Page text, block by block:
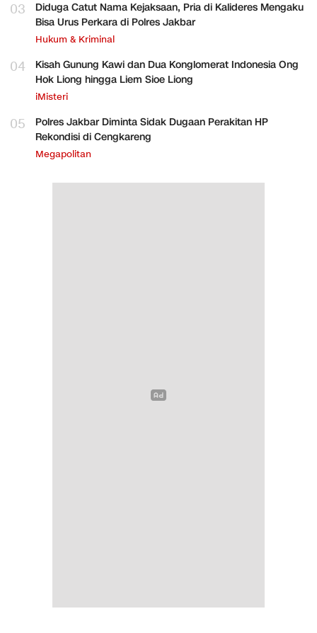
03
Diduga Catut Nama Kejaksaan, Pria di Kalideres Mengaku
Bisa Urus Perkara di Polres Jakbar
Hukum & Kriminal
04
Kisah Gunung Kawi dan Dua Konglomerat Indonesia Ong
Hok Liong hingga Liem Sioe Liong
iMisteri
05
Polres Jakbar Diminta Sidak Dugaan Perakitan HP
Rekondisi di Cengkareng
Megapolitan